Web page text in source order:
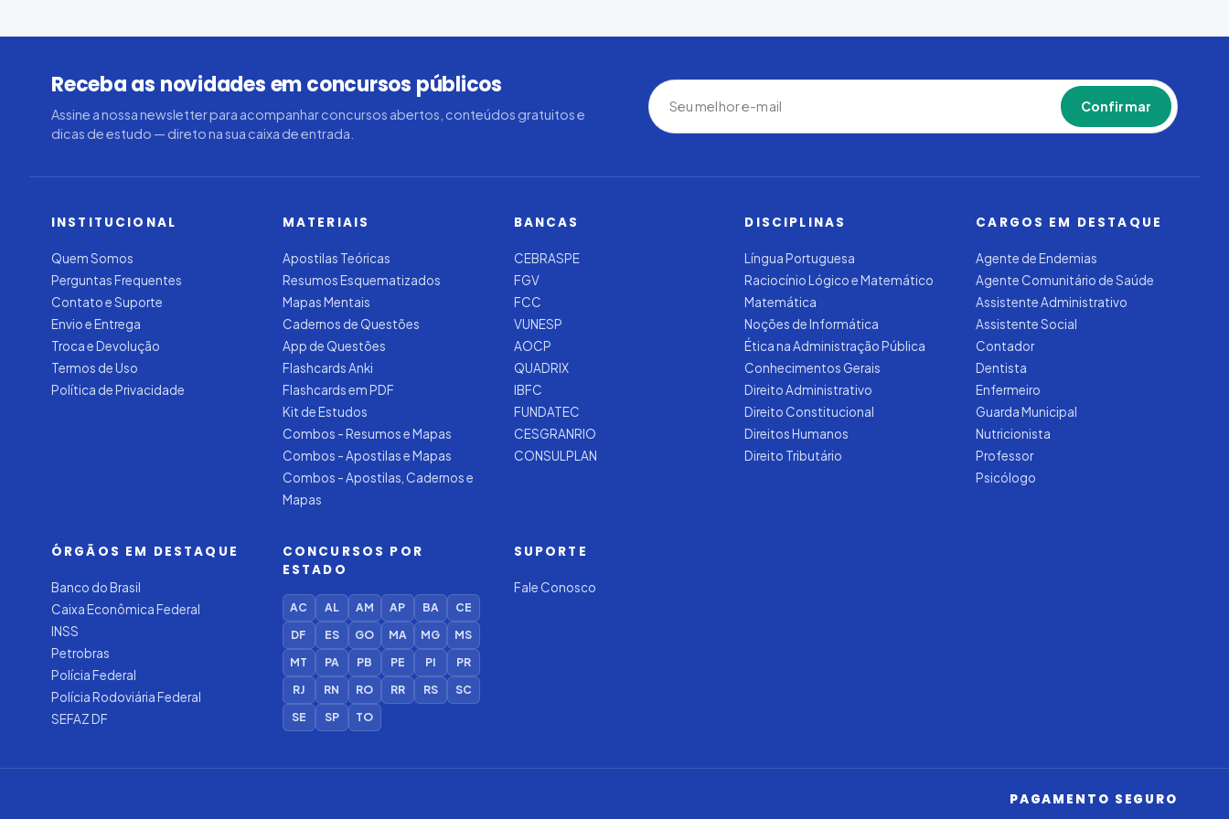
Receba as novidades em concursos públicos
Assine a nossa newsletter para acompanhar concursos abertos, conteúdos gratuitos e
dicas de estudo — direto na sua caixa de entrada.
Confirmar
INSTITUCIONAL
Quem Somos
Perguntas Frequentes
Contato e Suporte
Envio e Entrega
Troca e Devolução
Termos de Uso
Política de Privacidade
MATERIAIS
Apostilas Teóricas
Resumos Esquematizados
Mapas Mentais
Cadernos de Questões
App de Questões
Flashcards Anki
Flashcards em PDF
Kit de Estudos
Combos - Resumos e Mapas
Combos - Apostilas e Mapas
Combos - Apostilas, Cadernos e
Mapas
BANCAS
CEBRASPE
FGV
FCC
VUNESP
AOCP
QUADRIX
IBFC
FUNDATEC
CESGRANRIO
CONSULPLAN
DISCIPLINAS
Língua Portuguesa
Raciocínio Lógico e Matemático
Matemática
Noções de Informática
Ética na Administração Pública
Conhecimentos Gerais
Direito Administrativo
Direito Constitucional
Direitos Humanos
Direito Tributário
CARGOS EM DESTAQUE
Agente de Endemias
Agente Comunitário de Saúde
Assistente Administrativo
Assistente Social
Contador
Dentista
Enfermeiro
Guarda Municipal
Nutricionista
Professor
Psicólogo
ÓRGÃOS EM DESTAQUE
Banco do Brasil
Caixa Econômica Federal
INSS
Petrobras
Polícia Federal
Polícia Rodoviária Federal
SEFAZ DF
CONCURSOS POR
ESTADO
AC AL AM AP BA
CE
DF
ES GO MA MG
MS
MT
PA PB PE PI
PR
RJ
RN RO RR RS
SC
SE
SP TO
SUPORTE
Fale Conosco
PAGAMENTO SEGURO